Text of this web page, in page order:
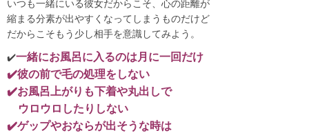
いつも一緒にいる彼女だからこそ、心の距離が
縮まる分素が出やすくなってしまうものだけど
だからこそもう少し相手を意識してみよう。
✔️一緒にお風呂に入るのは月に一回だけ
✔️彼の前で毛の処理をしない
✔️お風呂上がりも下着や丸出しで
ウロウロしたりしない
✔️ゲップやおならが出そうな時は